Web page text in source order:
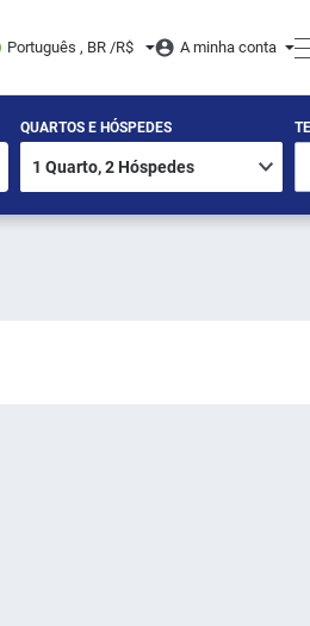
Português , BR /R$ A minha conta
QUARTOS E HÓSPEDES